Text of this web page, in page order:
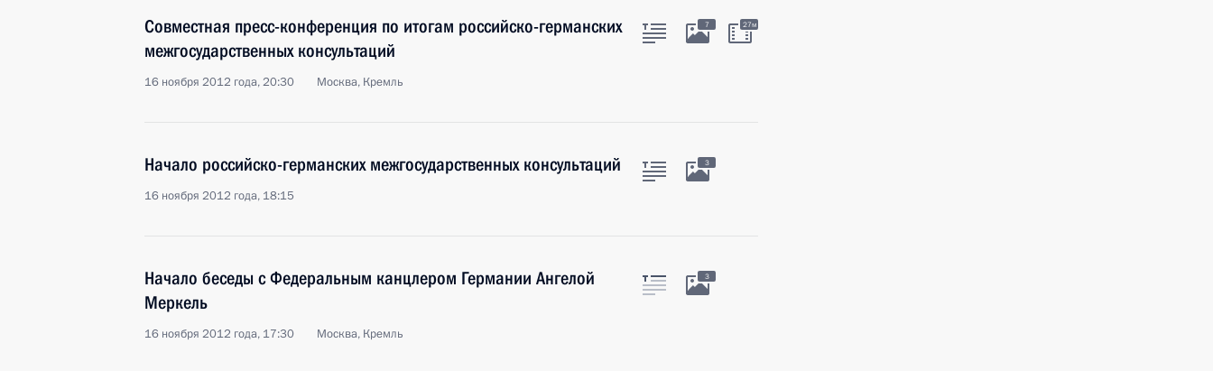
Совместная пресс-конференция по итогам российско-германских
межгосударственных консультаций
16 ноября 2012 года, 20:30 Москва, Кремль
7 27м
Начало российско-германских межгосударственных консультаций
16 ноября 2012 года, 18:15
3
Начало беседы с Федеральным канцлером Германии Ангелой
Меркель
16 ноября 2012 года, 17:30 Москва, Кремль
3